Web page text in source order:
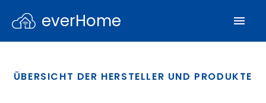
everHome
ÜBERSICHT DER HERSTELLER UND PRODUKTE